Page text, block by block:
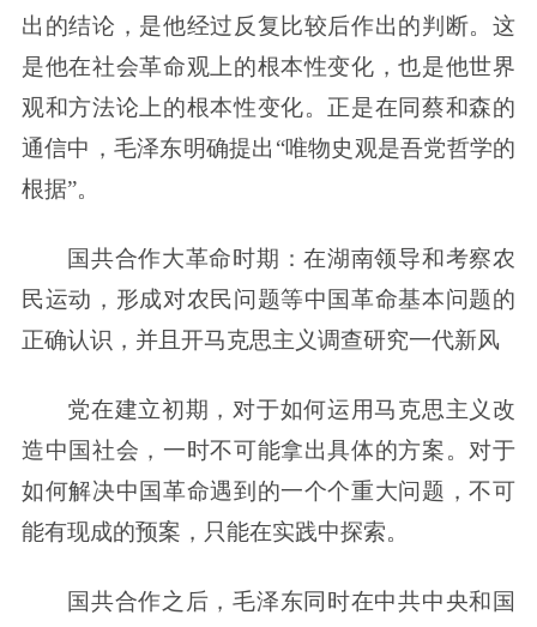
出的结论，是他经过反复比较后作出的判断。这
是他在社会革命观上的根本性变化，也是他世界
观和方法论上的根本性变化。正是在同蔡和森的
通信中，毛泽东明确提出“唯物史观是吾党哲学的
根据”。
国共合作大革命时期：在湖南领导和考察农
民运动，形成对农民问题等中国革命基本问题的
正确认识，并且开马克思主义调查研究一代新风
党在建立初期，对于如何运用马克思主义改
造中国社会，一时不可能拿出具体的方案。对于
如何解决中国革命遇到的一个个重大问题，不可
能有现成的预案，只能在实践中探索。
国共合作之后，毛泽东同时在中共中央和国